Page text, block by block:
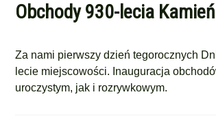
Obchody 930-lecia
Za nami pierwszy dzień tegorocznych
lecie miejscowości. Inauguracja
uroczystym, jak i rozrywkowym.